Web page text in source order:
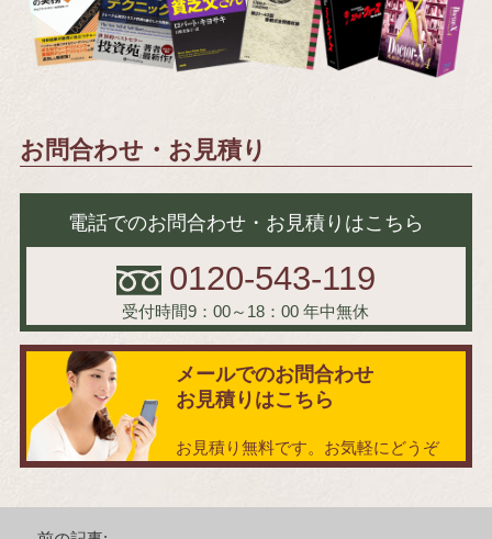
お問合わせ・お見積り
電話でのお問合わせ・お見積りはこちら
0120-543-119
受付時間9：00～18：00 年中無休
メールでのお問合わせ
お見積りはこちら
お見積り無料です。お気軽にどうぞ